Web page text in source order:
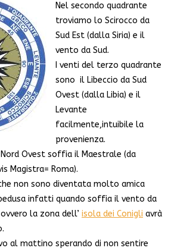
Nel secondo quadrante
troviamo lo Scirocco da
Sud Est (dalla Siria) e il
vento da Sud.
I venti del terzo quadrante
sono il Libeccio da Sud
Ovest (dalla Libia) e il
Levante
facilmente,intuibile la
provenienza.
Ovest soffia il Maestrale (da
Magistra= Roma).
non sono diventata molto amica
infatti quando soffia il vento da
la zona dell’ isola dei Conigli avrà
al mattino sperando di non sentire